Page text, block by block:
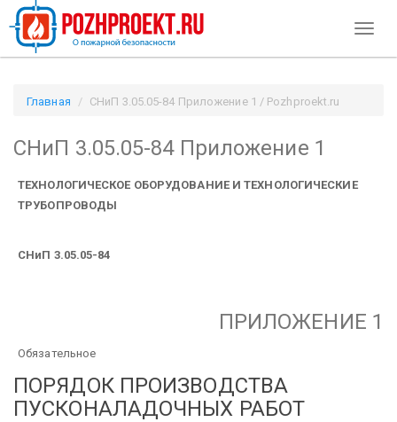
Главная СНиП 3.05.05-84 Приложение 1 / Pozhproekt.ru
СНиП 3.05.05-84 Приложение 1
ТЕХНОЛОГИЧЕСКОЕ ОБОРУДОВАНИЕ И ТЕХНОЛОГИЧЕСКИЕ
ТРУБОПРОВОДЫ
СНиП 3.05.05-84
ПРИЛОЖЕНИЕ 1
Обязательное
ПОРЯДОК ПРОИЗВОДСТВА
ПУСКОНАЛАДОЧНЫХ РАБОТ